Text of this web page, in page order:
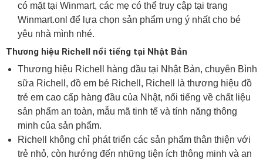
có mặt tại Winmart, các mẹ có thể truy cập tại trang
Winmart.onl để lựa chọn sản phẩm ưng ý nhất cho bé
yêu nhà mình nhé.
Thương hiệu Richell nổi tiếng tại Nhật Bản
Thương hiệu Richell hàng đầu tại Nhật Bản, chuyên Bình
sữa Richell, đồ em bé Richell, Richell là thương hiệu đồ
trẻ em cao cấp hàng đầu của Nhật, nổi tiếng về chất liệu
sản phẩm an toàn, mẫu mã tinh tế và tính năng thông
minh của sản phẩm.
Richell không chỉ phát triển các sản phẩm thân thiện với
trẻ nhỏ, còn hướng đến những tiện ích thông minh và an